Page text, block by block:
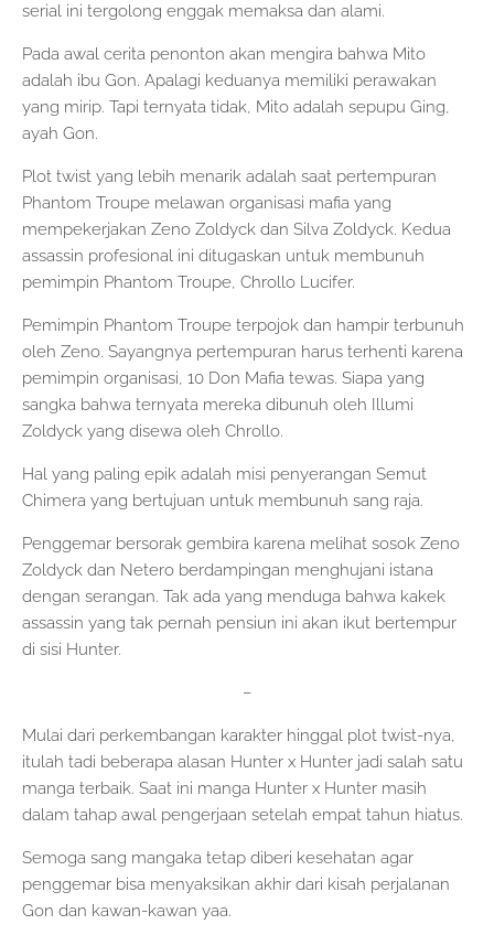
serial ini tergolong enggak memaksa dan alami.
Pada awal cerita penonton akan mengira bahwa Mito
adalah ibu Gon. Apalagi keduanya memiliki perawakan
yang mirip. Tapi ternyata tidak, Mito adalah sepupu Ging,
ayah Gon.
Plot twist yang lebih menarik adalah saat pertempuran
Phantom Troupe melawan organisasi mafia yang
mempekerjakan Zeno Zoldyck dan Silva Zoldyck. Kedua
assassin profesional ini ditugaskan untuk membunuh
pemimpin Phantom Troupe, Chrollo Lucifer.
Pemimpin Phantom Troupe terpojok dan hampir terbunuh
oleh Zeno. Sayangnya pertempuran harus terhenti karena
pemimpin organisasi, 10 Don Mafia tewas. Siapa yang
sangka bahwa ternyata mereka dibunuh oleh Illumi
Zoldyck yang disewa oleh Chrollo.
Hal yang paling epik adalah misi penyerangan Semut
Chimera yang bertujuan untuk membunuh sang raja.
Penggemar bersorak gembira karena melihat sosok Zeno
Zoldyck dan Netero berdampingan menghujani istana
dengan serangan. Tak ada yang menduga bahwa kakek
assassin yang tak pernah pensiun ini akan ikut bertempur
di sisi Hunter.
–
Mulai dari perkembangan karakter hinggal plot twist-nya,
itulah tadi beberapa alasan Hunter x Hunter jadi salah satu
manga terbaik. Saat ini manga Hunter x Hunter masih
dalam tahap awal pengerjaan setelah empat tahun hiatus.
Semoga sang mangaka tetap diberi kesehatan agar
penggemar bisa menyaksikan akhir dari kisah perjalanan
Gon dan kawan-kawan yaa.